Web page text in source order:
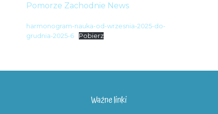
Pomorze Zachodnie News
harmonogram-nauka-od-wrzesnia-2025-do-
grudnia-2025-6
Pobierz
Ważne linki